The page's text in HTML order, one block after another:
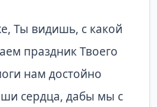
Ты видишь, с какой
праздник Твоего
нам достойно
сердца, дабы мы с